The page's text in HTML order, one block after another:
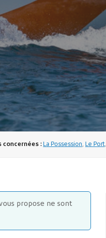
concernées :La Possession, Le Port,
propose ne sont